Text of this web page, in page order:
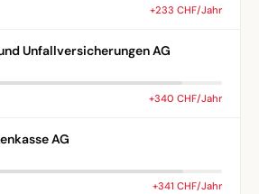
+233 CHF/Jahr
Unfallversicherungen AG
+340 CHF/Jahr
AG
+341 CHF/Jahr